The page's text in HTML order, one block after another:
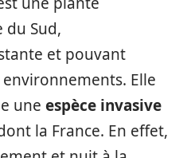
du Sud,
et pouvant
Elle
une espèce invasive
la France. En effet,